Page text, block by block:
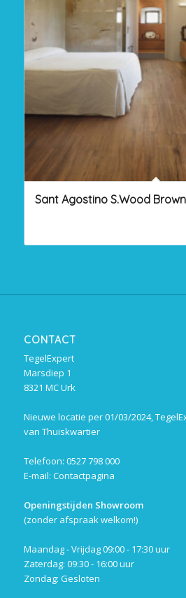
Sant Agostino S.Wood Brown
CONTACT
TegelExpert
Marsdiep 1
8321 MC Urk
Nieuwe locatie per 01/03/2024,
van Thuiskwartier
Telefoon: 0527 798 000
E-mail: Contactpagina
Openingstijden Showroom
(zonder afspraak welkom!)
Maandag - Vrijdag 09:00 - 17:30 uur
Zaterdag: 09:30 - 16:00 uur
Zondag: Gesloten